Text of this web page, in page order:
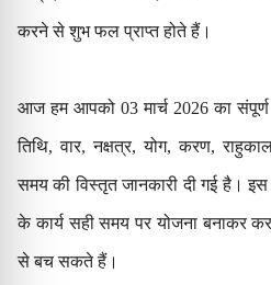
करने से शुभ फल प्राप्त होते हैं।
आज हम आपको 03 मार्च 2026 का
तिथि, वार, नक्षत्र, योग, करण,
समय की विस्तृत जानकारी दी गई है।
के कार्य सही समय पर योजना बनाकर
से बच सकते हैं।